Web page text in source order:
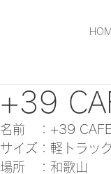
+39
名前　：+39
サイズ：軽トラック
場所　：和歌山